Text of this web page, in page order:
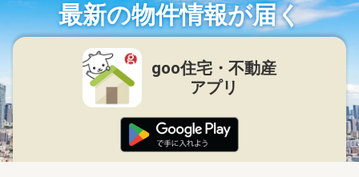
最新の物件情報が届く
goo住宅・不動産
アプリ